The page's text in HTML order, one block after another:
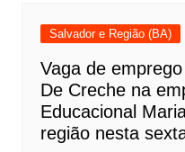
Salvador e Região (BA)
Vaga de
De Creche na
Educacional
região nesta